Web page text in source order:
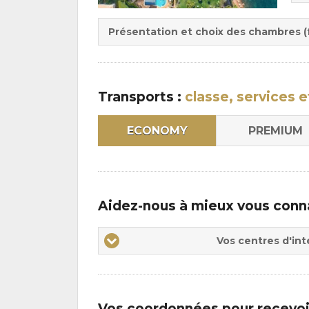
:
:
Présentation et choix des chambres
Transports : classe, services
ECONOMY PREMIUM
Aidez-nous à mieux vous
Vos
centres
Vos centres